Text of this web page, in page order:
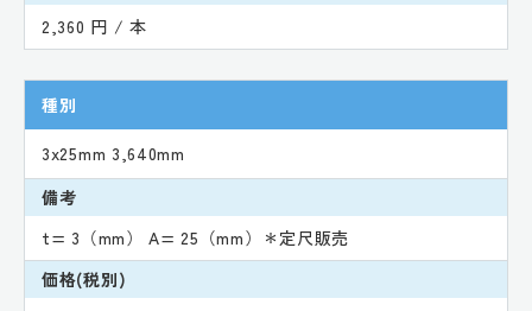
2,360 円 / 本
種別
3x25mm 3,640mm
備考
t= 3（mm） A= 25（mm）＊定尺販売
価格(税別)